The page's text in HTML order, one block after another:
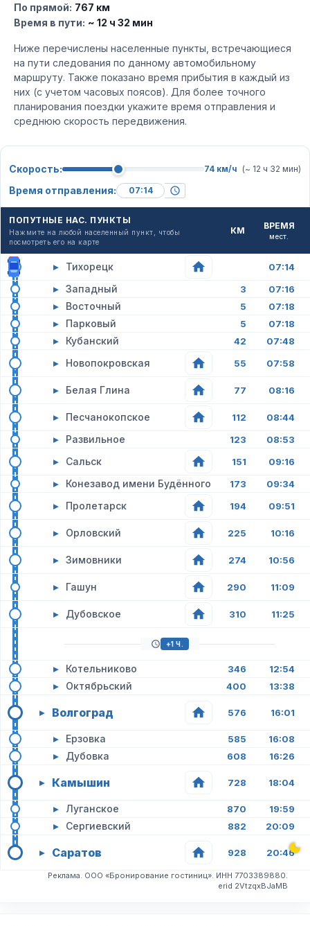
По прямой: 767 км
Время в пути: ~ 12 ч 32 мин
Ниже перечислены населенные пункты, встречающиеся
на пути следования по данному автомобильному
маршруту. Также показано время прибытия в каждый из
них (с учетом часовых поясов). Для более точного
планирования поездки укажите время отправления и
среднюю скорость передвижения.
Скорость: 74 км/ч (~ 12 ч 32 мин)
Время отправления:
ПОПУТНЫЕ НАС. ПУНКТЫ
Нажмите на любой населенный пункт, чтобы
посмотреть его на карте
КМ ВРЕМЯ
мест.
▸ Тихорецк 07:14
▸ Западный 3 07:16
▸ Восточный 5 07:18
▸ Парковый 5 07:18
▸ Кубанский 42 07:48
▸ Новопокровская 55 07:58
▸ Белая Глина 77 08:16
▸ Песчанокопское 112 08:44
▸ Развильное 123 08:53
▸ Сальск 151 09:16
▸ Конезавод имени Будённого 173 09:34
▸ Пролетарск 194 09:51
▸ Орловский 225 10:16
▸ Зимовники 274 10:56
▸ Гашун 290 11:09
▸ Дубовское 310 11:25
+1 Ч.
▸ Котельниково 346 12:54
▸ Октябрьский 400 13:38
▸ Волгоград 576 16:01
▸ Ерзовка 585 16:08
▸ Дубовка 608 16:26
▸ Камышин 728 18:04
▸ Луганское 870 19:59
▸ Сергиевский 882 20:09
▸ Саратов 928 20:46
Реклама. ООО «Бронирование гостиниц». ИНН 7703389880.
erid 2VtzqxBJaMB